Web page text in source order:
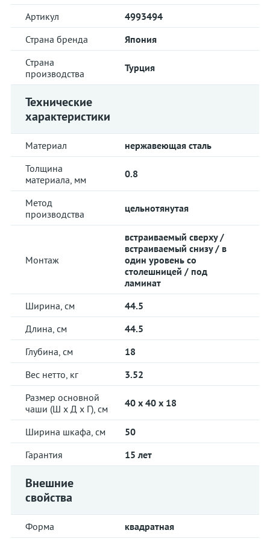
Артикул
4993494
Страна бренда
Япония
Страна
производства
Турция
Технические
характеристики
Материал
нержавеющая сталь
Толщина
материала, мм
0.8
Метод
производства
цельнотянутая
Монтаж
встраиваемый сверху /
встраиваемый снизу / в
один уровень со
столешницей / под
ламинат
Ширина, см
44.5
Длина, см
44.5
Глубина, см
18
Вес нетто, кг
3.52
Размер основной
чаши (Ш х Д х Г), см
40 x 40 x 18
Ширина шкафа, см
50
Гарантия
15 лет
Внешние
свойства
Форма квадратная